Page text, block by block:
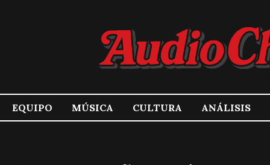
EQUIPO MÚSICA CULTURA ANÁLISIS